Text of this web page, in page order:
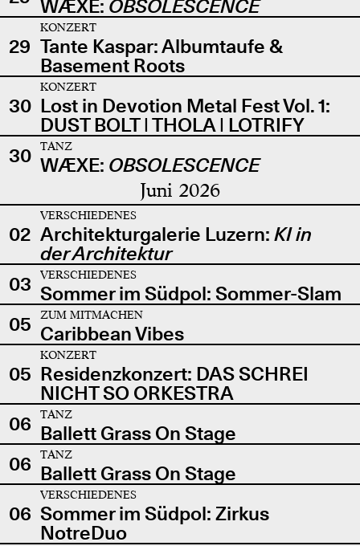
WÆXE: OBSOLESCENCE
29
KONZERT
Tante Kaspar: Albumtaufe &
Basement Roots
30
KONZERT
Lost in Devotion Metal Fest Vol. 1:
DUST BOLT | THOLA | LOTRIFY
30
TANZ
WÆXE: OBSOLESCENCE
Juni 2026
02
VERSCHIEDENES
Architekturgalerie Luzern: KI in
der Architektur
03
VERSCHIEDENES
Sommer im Südpol: Sommer-Slam
05
ZUM MITMACHEN
Caribbean Vibes
05
KONZERT
Residenzkonzert: DAS SCHREI
NICHT SO ORKESTRA
06
TANZ
Ballett Grass On Stage
06
TANZ
Ballett Grass On Stage
06
VERSCHIEDENES
Sommer im Südpol: Zirkus
NotreDuo